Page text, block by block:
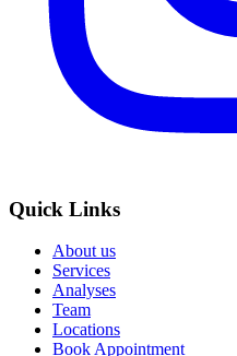
Quick Links
About us
Services
Analyses
Team
Locations
Book Appointment